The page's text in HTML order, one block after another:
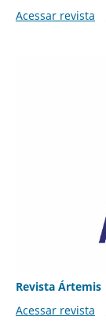
Acessar revista
Revista Ártemis
Acessar revista